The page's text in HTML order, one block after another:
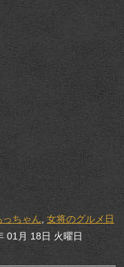
ちゃん, 女将のグルメ日
01月 18日 火曜日